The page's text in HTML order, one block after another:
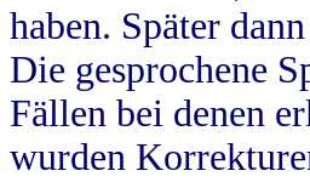
haben. Später
Die gesprochene
Fällen bei denen
wurden